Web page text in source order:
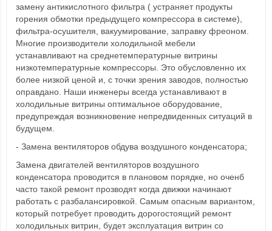
замену антикислотного фильтра ( устраняет продукты
горения обмотки предыдущего компрессора в системе),
фильтра-осушителя, вакуумирование, заправку фреоном.
Многие производители холодильной мебели
устанавливают на среднетемпературные витрины
низкотемпературные компрессоры. Это обусловленно их
более низкой ценой и, с точки зрения заводов, полностью
оправдано. Наши инженеры всегда устанавливают в
холодильные витрины оптимальное оборудование,
предупреждая возникновение непредвиденных ситуаций в
будущем.
- Замена вентиляторов обдува воздушного конденсатора;
Замена двигателей вентиляторов воздушного
конденсатора проводится в плановом порядке, но оченб
часто такой ремонт прозводят когда движки начинают
работать с разбалансировкой. Самым опасным вариантом,
который потребует проводить дорогостоящий ремонт
холодильных витрин, будет эксплуатация витрин со